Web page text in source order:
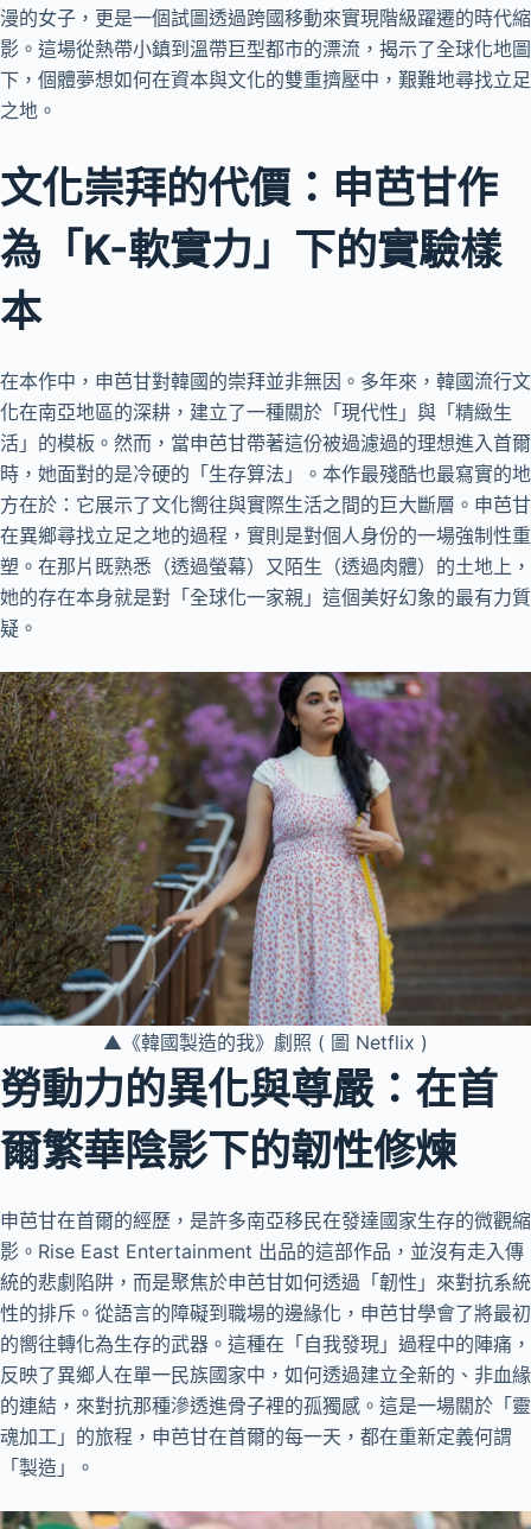
漫的女子，更是一個試圖透過跨國移動來實現階級躍遷的時代縮
影。這場從熱帶小鎮到溫帶巨型都市的漂流，揭示了全球化地圖
下，個體夢想如何在資本與文化的雙重擠壓中，艱難地尋找立足
之地。
文化崇拜的代價：申芭甘作
為「K-軟實力」下的實驗樣
本
在本作中，申芭甘對韓國的崇拜並非無因。多年來，韓國流行文
化在南亞地區的深耕，建立了一種關於「現代性」與「精緻生
活」的模板。然而，當申芭甘帶著這份被過濾過的理想進入首爾
時，她面對的是冷硬的「生存算法」。本作最殘酷也最寫實的地
方在於：它展示了文化嚮往與實際生活之間的巨大斷層。申芭甘
在異鄉尋找立足之地的過程，實則是對個人身份的一場強制性重
塑。在那片既熟悉（透過螢幕）又陌生（透過肉體）的土地上，
她的存在本身就是對「全球化一家親」這個美好幻象的最有力質
疑。
▲《韓國製造的我》劇照 ( 圖 Netflix )
勞動力的異化與尊嚴：在首
爾繁華陰影下的韌性修煉
申芭甘在首爾的經歷，是許多南亞移民在發達國家生存的微觀縮
影。Rise East Entertainment 出品的這部作品，並沒有走入傳
統的悲劇陷阱，而是聚焦於申芭甘如何透過「韌性」來對抗系統
性的排斥。從語言的障礙到職場的邊緣化，申芭甘學會了將最初
的嚮往轉化為生存的武器。這種在「自我發現」過程中的陣痛，
反映了異鄉人在單一民族國家中，如何透過建立全新的、非血緣
的連結，來對抗那種滲透進骨子裡的孤獨感。這是一場關於「靈
魂加工」的旅程，申芭甘在首爾的每一天，都在重新定義何謂
「製造」。